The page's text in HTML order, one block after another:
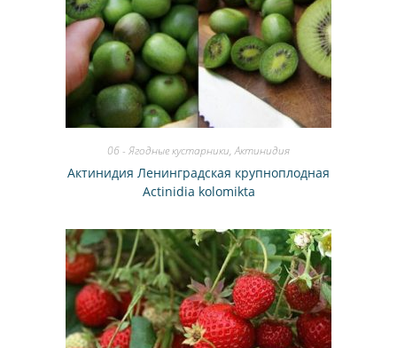
06 - Ягодные кустарники,Актинидия
Актинидия Ленинградская крупноплодная
Actinidia kolomikta